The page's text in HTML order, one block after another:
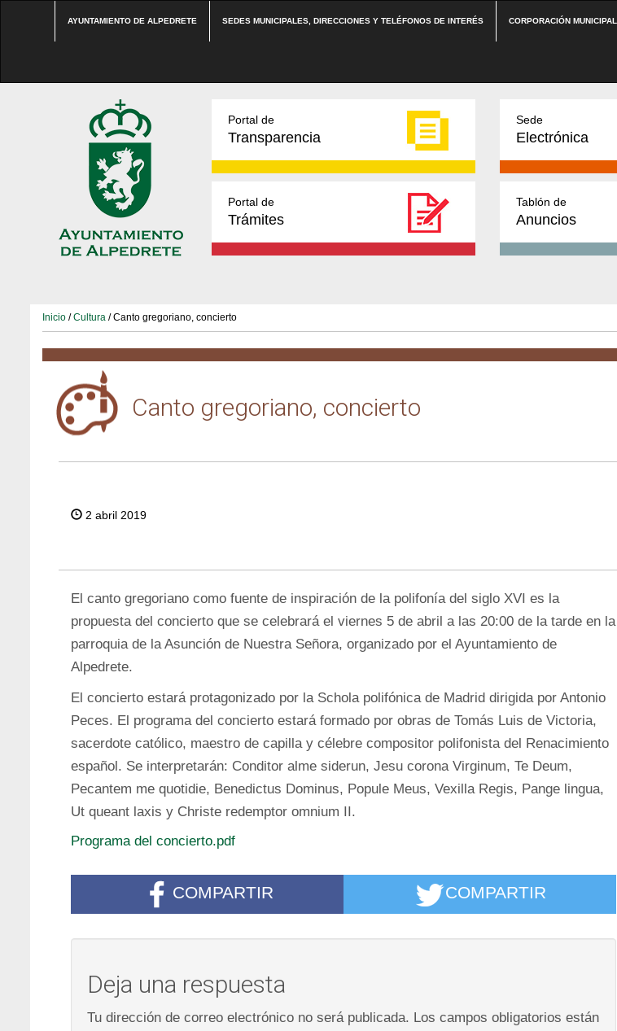
AYUNTAMIENTO DE ALPEDRETE SEDES MUNICIPALES, DIRECCIONES Y TELÉFONOS DE INTERÉS CORPORACIÓN MUNICIPAL
Portal de
Transparencia
Sede
Electrónica
Portal de
Trámites
Tablón de
Anuncios
Inicio /Cultura / Canto gregoriano, concierto
Canto gregoriano, concierto
2 abril 2019
El canto gregoriano como fuente de inspiración de la polifonía del siglo XVI es la
propuesta del concierto que se celebrará el viernes 5 de abril a las 20:00 de la tarde en la
parroquia de la Asunción de Nuestra Señora, organizado por el Ayuntamiento de
Alpedrete.
El concierto estará protagonizado por la Schola polifónica de Madrid dirigida por Antonio
Peces. El programa del concierto estará formado por obras de Tomás Luis de Victoria,
sacerdote católico, maestro de capilla y célebre compositor polifonista del Renacimiento
español. Se interpretarán: Conditor alme siderun, Jesu corona Virginum, Te Deum,
Pecantem me quotidie, Benedictus Dominus, Popule Meus, Vexilla Regis, Pange lingua,
Ut queant laxis y Christe redemptor omnium II.
Programa del concierto.pdf
COMPARTIR COMPARTIR
Deja una respuesta
Tu dirección de correo electrónico no será publicada. Los campos obligatorios están